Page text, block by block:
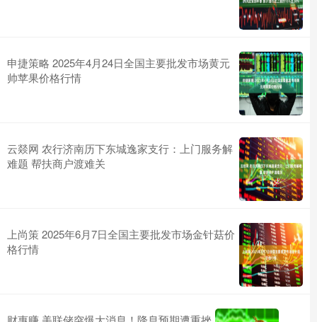
申捷策略 2025年4月24日全国主要批发市场黄元
帅苹果价格行情
云燚网 农行济南历下东城逸家支行：上门服务解
难题 帮扶商户渡难关
上尚策 2025年6月7日全国主要批发市场金针菇价
格行情